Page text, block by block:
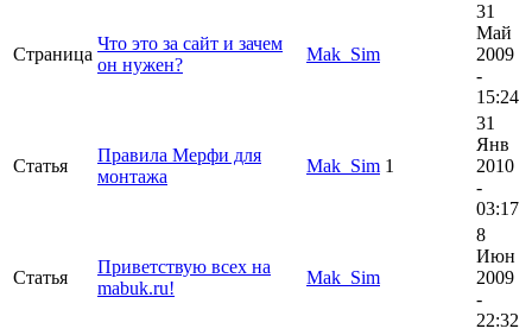
Страница
Что это за сайт и зачем
он нужен?
Mak_Sim
31
Май
2009
-
15:24
Статья
Правила Мерфи для
монтажа
Mak_Sim 1
31
Янв
2010
-
03:17
Статья
Приветствую всех на
mabuk.ru!
Mak_Sim
8
Июн
2009
-
22:32